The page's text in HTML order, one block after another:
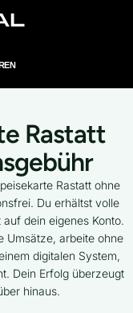
Rastatt
Rastatt ohne
Du erhältst volle
dein eigenes Konto.
Umsätze, arbeite ohne
digitalen System,
Dein Erfolg überzeugt
hinaus.